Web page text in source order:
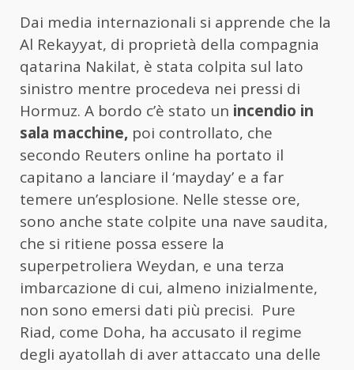
Dai media internazionali si apprende che la
Al Rekayyat, di proprietà della compagnia
qatarina Nakilat, è stata colpita sul lato
sinistro mentre procedeva nei pressi di
Hormuz. A bordo c’è stato un incendio in
sala macchine, poi controllato, che
secondo Reuters online ha portato il
capitano a lanciare il ‘mayday’ e a far
temere un’esplosione. Nelle stesse ore,
sono anche state colpite una nave saudita,
che si ritiene possa essere la
superpetroliera Weydan, e una terza
imbarcazione di cui, almeno inizialmente,
non sono emersi dati più precisi. Pure
Riad, come Doha, ha accusato il regime
degli ayatollah di aver attaccato una delle